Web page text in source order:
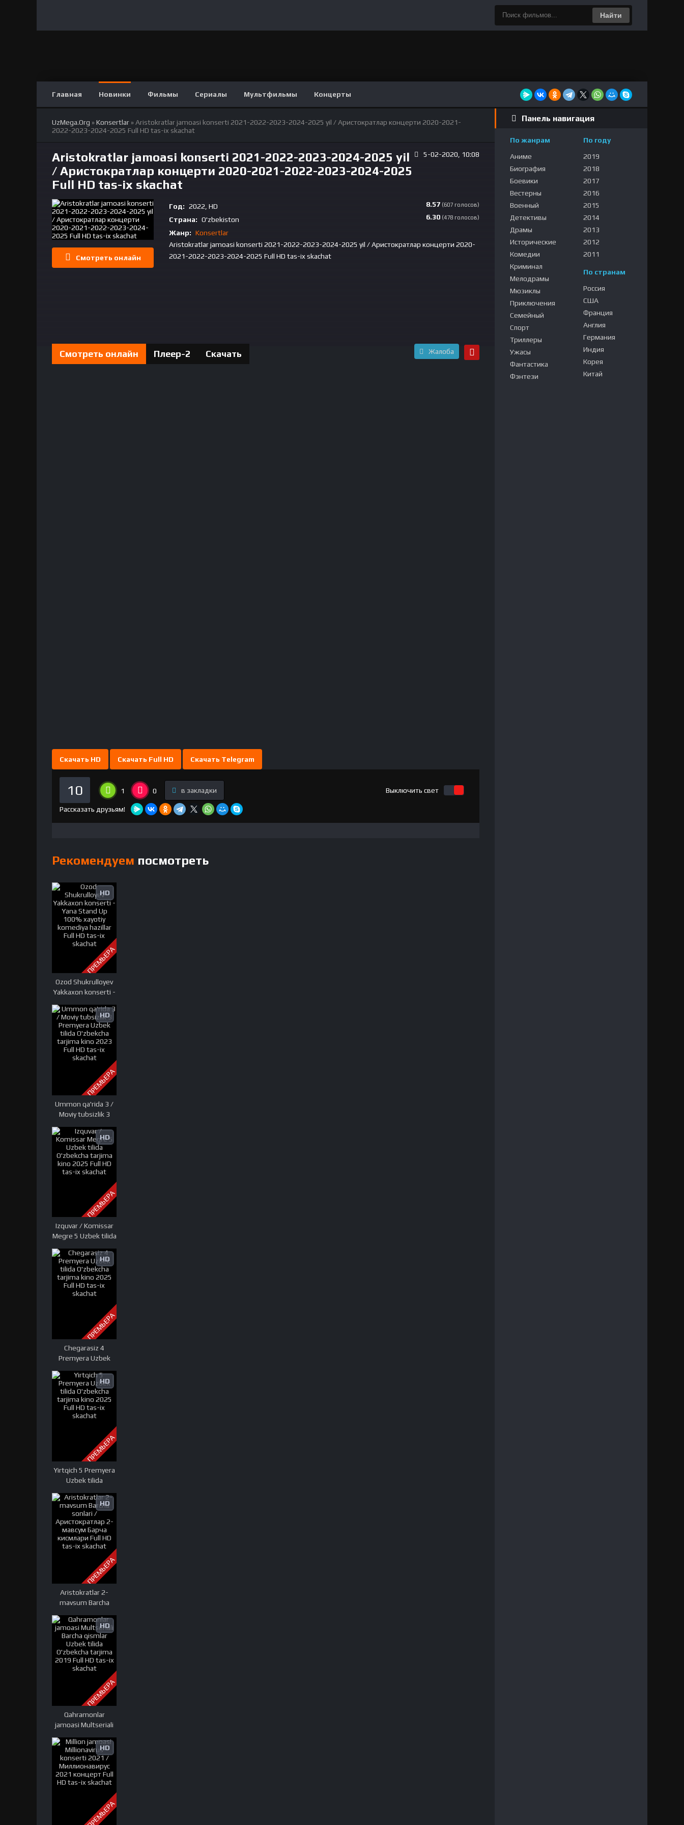
Найти
Главная Новинки Фильмы Сериалы Мультфильмы Концерты
UzMega.Org »Konsertlar » Aristokratlar jamoasi konserti 2021-2022-2023-2024-2025 yil / Аристократлар концерти 2020-2021-
2022-2023-2024-2025 Full HD tas-ix skachat
Aristokratlar jamoasi konserti 2021-2022-2023-2024-2025 yil
/ Аристократлар концерти 2020-2021-2022-2023-2024-2025
Full HD tas-ix skachat
5-02-2020, 10:08
Смотреть онлайн
8.57 (607 голосов)
6.30 (478 голосов)
Год: 2022, HD
Страна: O'zbekiston
Жанр: Konsertlar
Aristokratlar jamoasi konserti 2021-2022-2023-2024-2025 yil / Аристократлар концерти 2020-
2021-2022-2023-2024-2025 Full HD tas-ix skachat
Смотреть онлайн Плеер-2 Скачать
Скачать HD Скачать Full HD Скачать Telegram
10 1 0 в закладки Выключить свет
Рассказать друзьям!
Жалоба
Рекомендуем посмотреть
HD
ПРЕМЬЕРА
Ozod Shukrulloyev
Yakkaxon konserti -
100% xayotiy
komediya hazillar
Full HD tas-ix
skachat
HD
ПРЕМЬЕРА
Ummon qa'rida 3 /
Moviy tubsizlik 3
tilida O'zbekcha
tarjima kino 2023
Full HD tas-ix
skachat
HD
ПРЕМЬЕРА
Izquvar / Komissar
Megre 5 Uzbek tilida
kino 2025 Full HD
tas-ix skachat
HD
ПРЕМЬЕРА
Chegarasiz 4
Premyera Uzbek
tarjima kino 2025
Full HD tas-ix
skachat
HD
ПРЕМЬЕРА
Yirtqich 5 Premyera
Uzbek tilida
kino 2025 Full HD
tas-ix skachat
HD
ПРЕМЬЕРА
Aristokratlar 2-
mavsum Barcha
Аристократлар 2-
мавсум Барча
кисмлари Full HD
tas-ix skachat
HD
ПРЕМЬЕРА
Qahramonlar
jamoasi Multseriali
Uzbek tilida
O'zbekcha tarjima
2019 Full HD tas-ix
skachat
HD
ПРЕМЬЕРА
Панель навигация
По жанрам
Аниме
Биография
Боевики
Вестерны
Военный
Детективы
Драмы
Исторические
Комедии
Криминал
Мелодрамы
Мюзиклы
Приключения
Семейный
Спорт
Триллеры
Ужасы
Фантастика
Фэнтези
По году
2019
2018
2017
2016
2015
2014
2013
2012
2011
По странам
Россия
США
Франция
Англия
Германия
Индия
Корея
Китай